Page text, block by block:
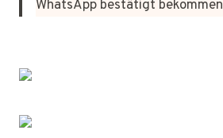
WhatsApp bestätigt bekommen